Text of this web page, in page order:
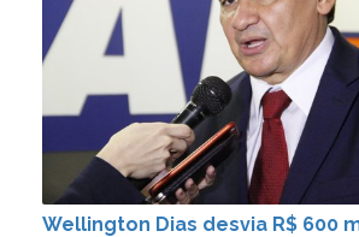
Wellington Dias desvia R$ 600